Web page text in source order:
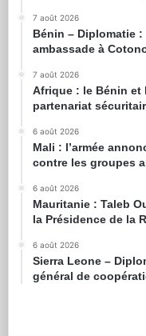
7 août 2026
Bénin – Diplomatie
ambassade à
7 août 2026
Afrique : le Bénin et
partenariat
6 août 2026
Mali : l’armée
contre les groupes
6 août 2026
Mauritanie : Taleb
la Présidence de la
6 août 2026
Sierra Leone –
général de